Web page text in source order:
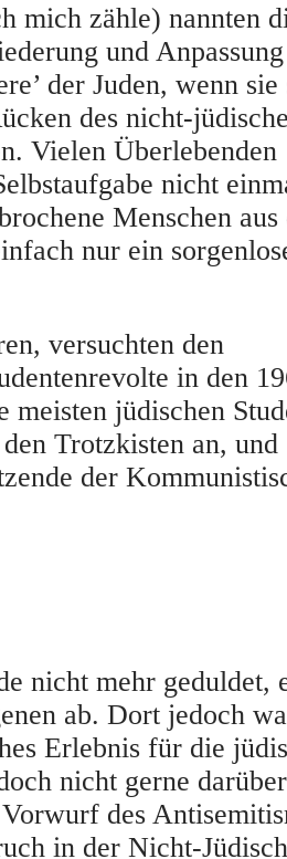
mich zähle) nannten
und
der Juden, wenn sie
des nicht-
Vielen Überlebenden
nicht
Menschen aus
nur ein
versuchten den
in den
meisten jüdischen
Trotzkisten an, und
der
nicht mehr geduldet,
ab. Dort jedoch
Erlebnis für die
nicht gerne
des
in der Nicht-